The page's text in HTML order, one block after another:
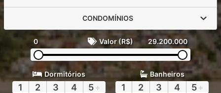
CONDOMÍNIOS
0 Valor (R$) 29.200.000
Dormitórios
1 2 3 4 5+
Banheiros
1 2 3 4 5+